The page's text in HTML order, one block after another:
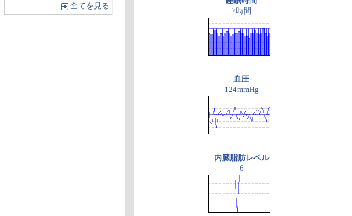
全てを見る
7時間
血圧
124mmHg
内臓脂肪レベル
6